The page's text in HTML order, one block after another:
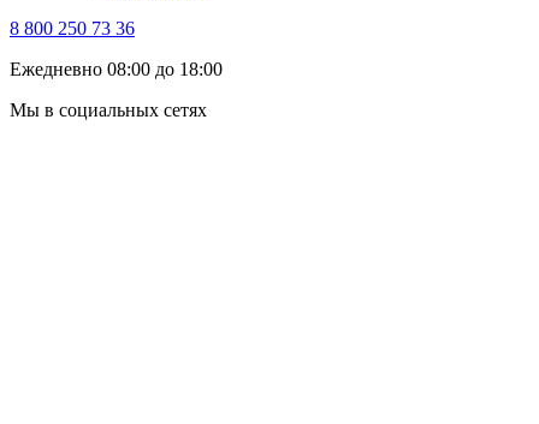
8 800 250 73 36
Ежедневно 08:00 до 18:00
Мы в социальных сетях